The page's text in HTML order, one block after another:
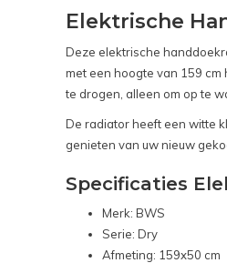
Elektrische
Deze elektrische
met een hoogte van 159
te drogen, alleen om op te
De radiator heeft een witte
genieten van uw nieuw
Specificaties
Merk: BWS
Serie: Dry
Afmeting: 159x50 cm